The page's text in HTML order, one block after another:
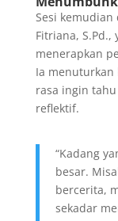
Sesi
Fitriana,
menerapkan
Ia
rasa ingin
reflektif.
“Kadang
besar.
bercerita,
sekadar